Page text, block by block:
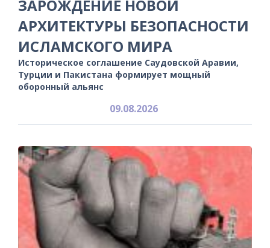
ЗАРОЖДЕНИЕ НОВОЙ
АРХИТЕКТУРЫ БЕЗОПАСНОСТИ
ИСЛАМСКОГО МИРА
Историческое соглашение Саудовской Аравии,
Турции и Пакистана формирует мощный
оборонный альянс
09.08.2026